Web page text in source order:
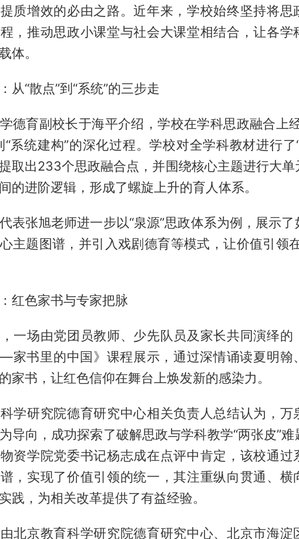
质增效的必由之路。近年来，学校始终坚持将思
，推动思政小课堂与社会大课堂相结合，让各学
体。
从“散点”到“系统”的三步走
德育副校长于海平介绍，学校在学科思政融合上
“系统建构”的深化过程。学校对全学科教材进行了
取出233个思政融合点，并围绕核心主题进行大单
的进阶逻辑，形成了螺旋上升的育人体系。
表张旭老师进一步以“泉源”思政体系为例，展示了
主题图谱，并引入戏剧德育等模式，让价值引领
红色家书与专家把脉
一场由党团员教师、少先队员及家长共同演绎的
家书里的中国》课程展示，通过深情诵读夏明翰
家书，让红色信仰在舞台上焕发新的感染力。
学研究院德育研究中心相关负责人总结认为，万
导向，成功探索了破解思政与学科教学“两张皮”难
资学院党委书记杨志成在点评中肯定，该校通过
，实现了价值引领的统一，其注重纵向贯通、横
践，为相关改革提供了有益经验。
北京教育科学研究院德育研究中心、北京市海淀